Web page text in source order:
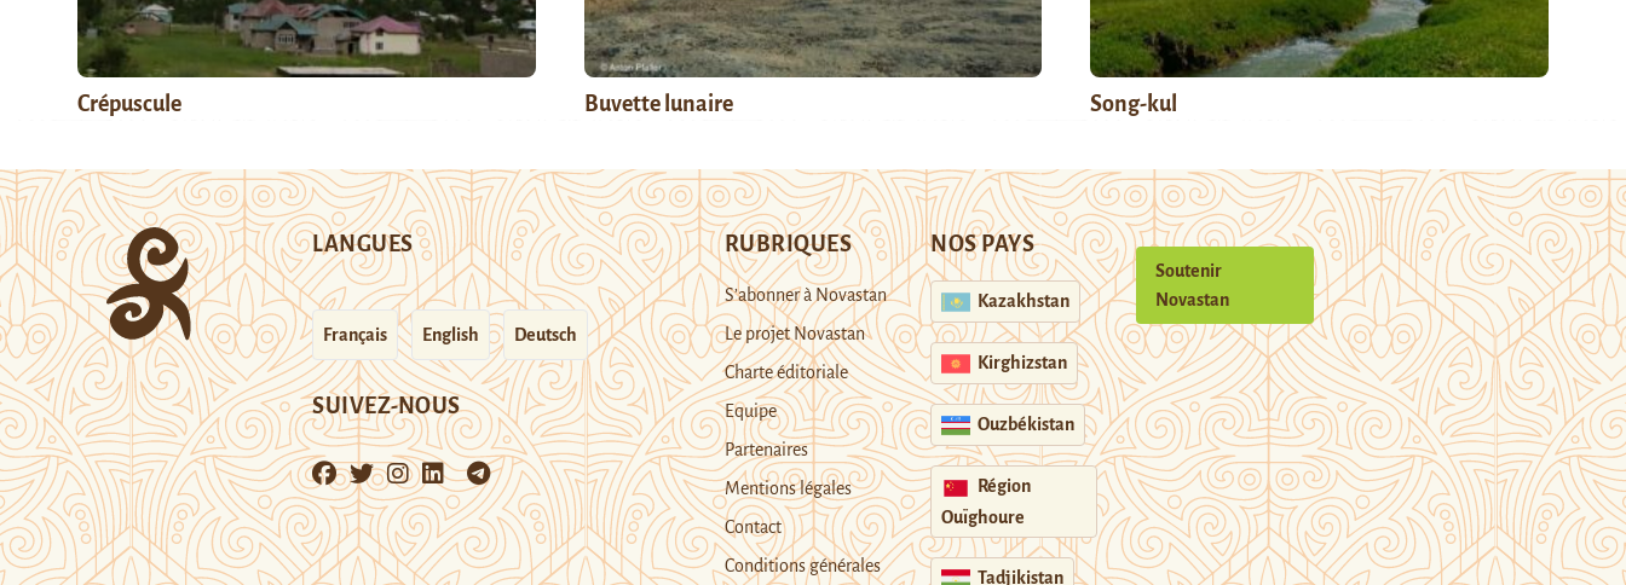
Crépuscule Buvette lunaire Song-kul
LANGUES
Français English Deutsch
SUIVEZ-NOUS
RUBRIQUES
S’abonner à Novastan
Le projet Novastan
Charte éditoriale
Equipe
Partenaires
Mentions légales
Contact
Conditions générales
NOS PAYS
Kazakhstan
Kirghizstan
Ouzbékistan
Région
Ouïghoure
Tadjikistan
Soutenir
Novastan